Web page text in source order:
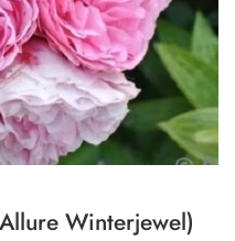
Winterjewel)